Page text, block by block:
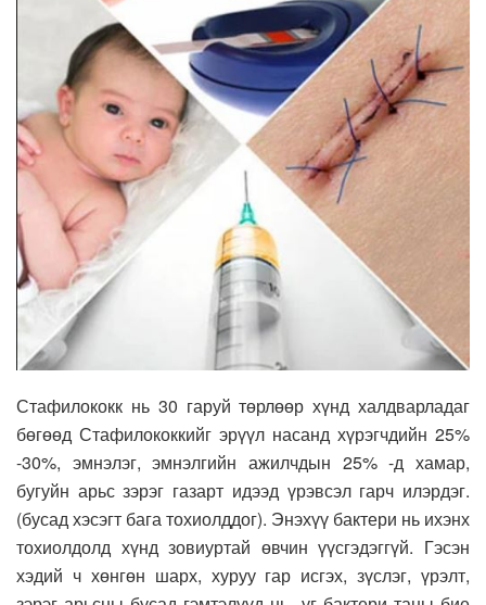
Стафилококк нь 30 гаруй төрлөөр хүнд халдварладаг
бөгөөд Стафилококкийг эрүүл насанд хүрэгчдийн 25%
-30%, эмнэлэг, эмнэлгийн ажилчдын 25% -д хамар,
бугуйн арьс зэрэг газарт идээд үрэвсэл гарч илэрдэг.
(бусад хэсэгт бага тохиолддог). Энэхүү бактери нь ихэнх
тохиолдолд хүнд зовиуртай өвчин үүсгэдэггүй. Гэсэн
хэдий ч хөнгөн шарх, хуруу гар исгэх, зүслэг, үрэлт,